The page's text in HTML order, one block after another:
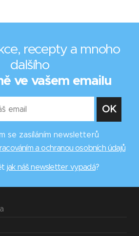
recepty a mnoho
dalšího
ve vašem emailu
se zasíláním newsletterů
a ochranou osobních údajů
jak náš newsletter vypadá?